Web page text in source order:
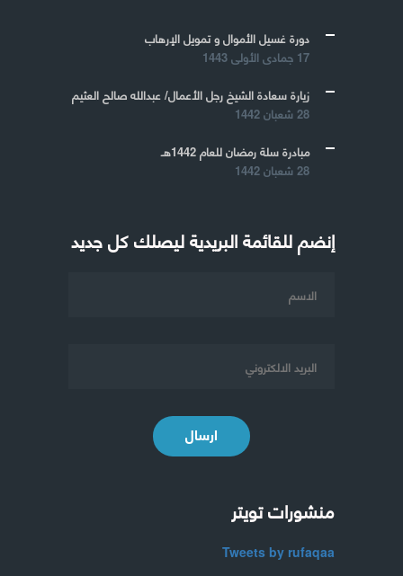
دورة غسيل الأموال و تمويل الإرهاب
17 جمادى الأولى 1443
زيارة سعادة الشيخ رجل الأعمال/ عبدالله صالح العثيم
28 شعبان 1442
مبادرة سلة رمضان للعام 1442هـ
28 شعبان 1442
إنضم للقائمة البريدية ليصلك كل جديد
ارسال
منشورات تويتر
Tweets by rufaqaa